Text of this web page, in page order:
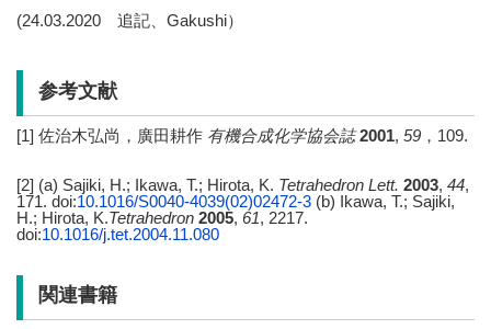
(24.03.2020 追記、Gakushi）
参考文献
[1] 佐治木弘尚，廣田耕作 有機合成化学協会誌2001, 59 ，109.
[2] (a) Sajiki, H.; Ikawa, T.; Hirota, K. Tetrahedron Lett. 2003, 44,
171. doi:10.1016/S0040-4039(02)02472-3 (b) Ikawa, T.; Sajiki,
H.; Hirota, K.Tetrahedron 2005, 61, 2217.
doi:10.1016/j.tet.2004.11.080
関連書籍